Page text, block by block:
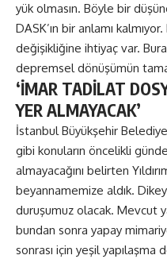
yük olmasın. Böyle bir
DASK’ın bir anlamı
değişikliğine ihtiyaç var.
depremsel dönüşümün
‘İMAR TADİLAT
YER ALMAYACAK’
İstanbul Büyükşehir
gibi konuların öncelikli
almayacağını belirten
beyannamemize aldık. Dikey
duruşumuz olacak. Mevcut
bundan sonra yapay
sonrası için yeşil yapılaşma